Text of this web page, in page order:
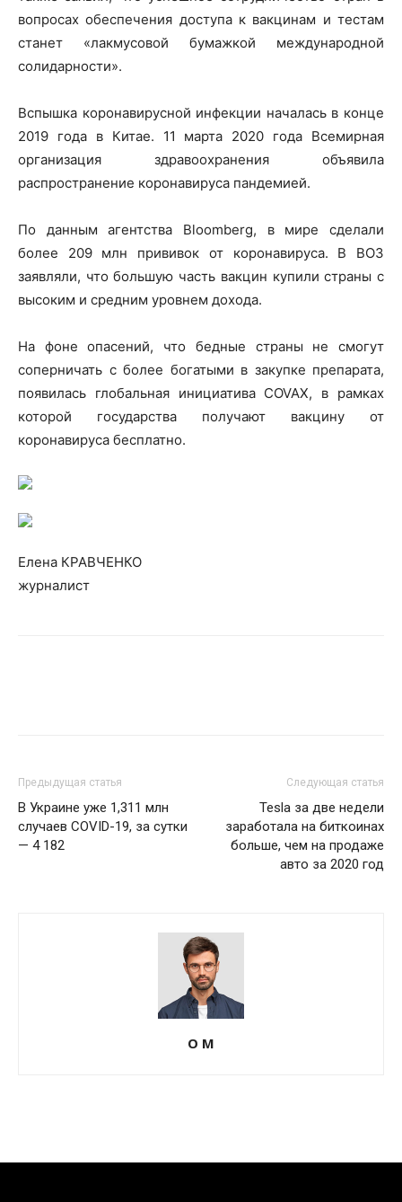
вопросах обеспечения доступа к вакцинам и тестам
станет «лакмусовой бумажкой международной
солидарности».
Вспышка коронавирусной инфекции началась в конце
2019 года в Китае. 11 марта 2020 года Всемирная
организация здравоохранения объявила
распространение коронавируса пандемией.
По данным агентства Bloomberg, в мире сделали
более 209 млн прививок от коронавируса. В ВОЗ
заявляли, что большую часть вакцин купили страны с
высоким и средним уровнем дохода.
На фоне опасений, что бедные страны не смогут
соперничать с более богатыми в закупке препарата,
появилась глобальная инициатива COVAX, в рамках
которой государства получают вакцину от
коронавируса бесплатно.
Елена КРАВЧЕНКО
журналист
Предыдущая статья
В Украине уже 1,311 млн
случаев COVID-19, за сутки
— 4 182
Следующая статья
Tesla за две недели
заработала на биткоинах
больше, чем на продаже
авто за 2020 год
О М